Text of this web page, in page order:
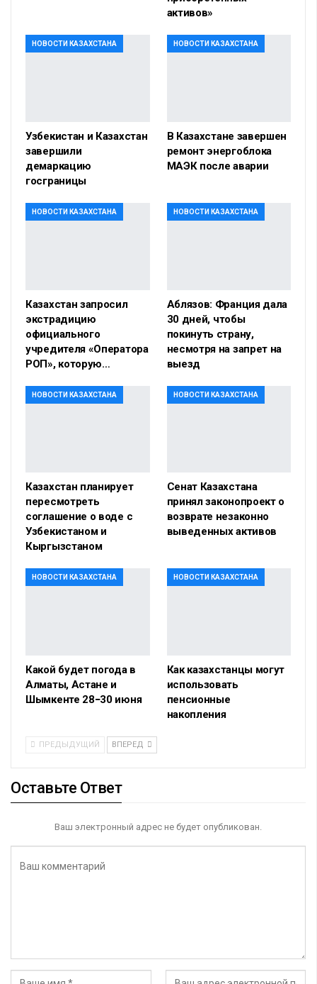
активов»
НОВОСТИ КАЗАХСТАНА
Узбекистан и Казахстан
завершили
демаркацию
госграницы
НОВОСТИ КАЗАХСТАНА
В Казахстане завершен
ремонт энергоблока
МАЭК после аварии
НОВОСТИ КАЗАХСТАНА
Казахстан запросил
экстрадицию
официального
учредителя «Оператора
РОП», которую…
НОВОСТИ КАЗАХСТАНА
Аблязов: Франция дала
30 дней, чтобы
покинуть страну,
несмотря на запрет на
выезд
НОВОСТИ КАЗАХСТАНА
Казахстан планирует
пересмотреть
соглашение о воде с
Узбекистаном и
Кыргызстаном
НОВОСТИ КАЗАХСТАНА
Сенат Казахстана
принял законопроект о
возврате незаконно
выведенных активов
НОВОСТИ КАЗАХСТАНА
Какой будет погода в
Алматы, Астане и
Шымкенте 28−30 июня
НОВОСТИ КАЗАХСТАНА
Как казахстанцы могут
использовать
пенсионные
накопления
ПРЕДЫДУЩИЙ ВПЕРЕД
Оставьте Ответ
Ваш электронный адрес не будет опубликован.